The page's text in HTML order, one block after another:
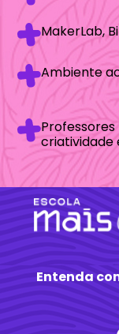
MakerLab,
Ambiente
criatividade
Entenda